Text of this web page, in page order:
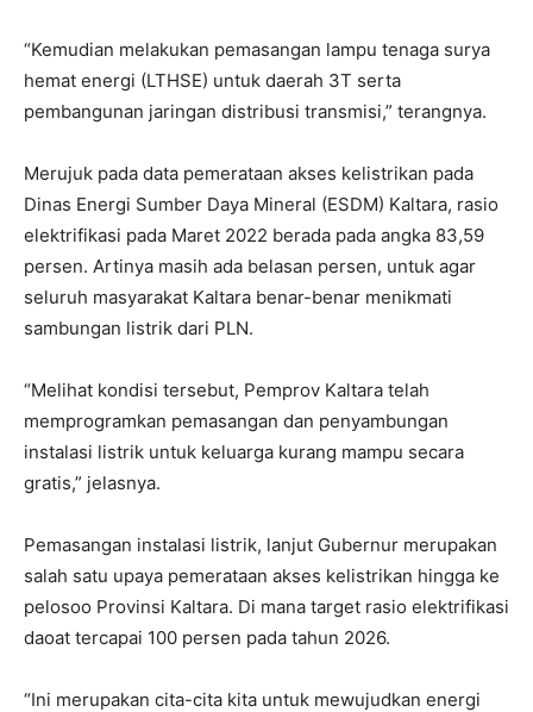
“Kemudian melakukan pemasangan lampu tenaga surya
hemat energi (LTHSE) untuk daerah 3T serta
pembangunan jaringan distribusi transmisi,” terangnya.
Merujuk pada data pemerataan akses kelistrikan pada
Dinas Energi Sumber Daya Mineral (ESDM) Kaltara, rasio
elektrifikasi pada Maret 2022 berada pada angka 83,59
persen. Artinya masih ada belasan persen, untuk agar
seluruh masyarakat Kaltara benar-benar menikmati
sambungan listrik dari PLN.
“Melihat kondisi tersebut, Pemprov Kaltara telah
memprogramkan pemasangan dan penyambungan
instalasi listrik untuk keluarga kurang mampu secara
gratis,” jelasnya.
Pemasangan instalasi listrik, lanjut Gubernur merupakan
salah satu upaya pemerataan akses kelistrikan hingga ke
pelosoo Provinsi Kaltara. Di mana target rasio elektrifikasi
daoat tercapai 100 persen pada tahun 2026.
“Ini merupakan cita-cita kita untuk mewujudkan energi